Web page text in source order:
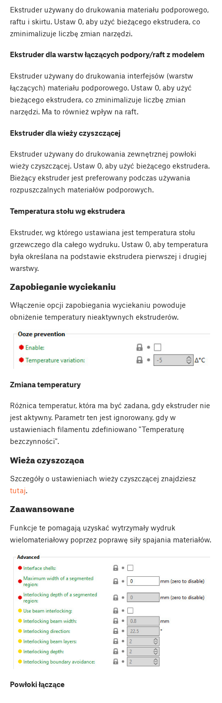
Ekstruder używany do drukowania materiału podporowego,
raftu i skirtu. Ustaw 0, aby użyć bieżącego ekstrudera, co
zminimalizuje liczbę zmian narzędzi.
Ekstruder dla warstw łączących podpory/raft z modelem
Ekstruder używany do drukowania interfejsów (warstw
łączących) materiału podporowego. Ustaw 0, aby użyć
bieżącego ekstrudera, co zminimalizuje liczbę zmian
narzędzi. Ma to również wpływ na raft.
Ekstruder dla wieży czyszczącej
Ekstruder używany do drukowania zewnętrznej powłoki
wieży czyszczącej. Ustaw 0, aby użyć bieżącego ekstrudera.
Bieżący ekstruder jest preferowany podczas używania
rozpuszczalnych materiałów podporowych.
Temperatura stołu wg ekstrudera
Ekstruder, wg którego ustawiana jest temperatura stołu
grzewczego dla całego wydruku. Ustaw 0, aby temperatura
była określana na podstawie ekstrudera pierwszej i drugiej
warstwy.
Zapobieganie wyciekaniu
Włączenie opcji zapobiegania wyciekaniu powoduje
obniżenie temperatury nieaktywnych ekstruderów.
Zmiana temperatury
Różnica temperatur, która ma być zadana, gdy ekstruder nie
jest aktywny. Parametr ten jest ignorowany, gdy w
ustawieniach filamentu zdefiniowano "Temperaturę
bezczynności".
Wieża czyszcząca
Szczegóły o ustawieniach wieży czyszczącej znajdziesz
tutaj.
Zaawansowane
Funkcje te pomagają uzyskać wytrzymały wydruk
wielomateriałowy poprzez poprawę siły spajania materiałów.
Powłoki łączące